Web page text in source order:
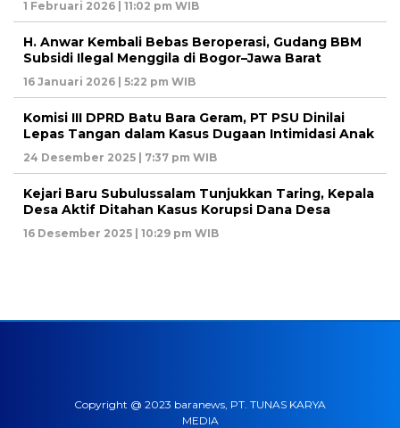
1 Februari 2026 | 11:02 pm WIB
H. Anwar Kembali Bebas Beroperasi, Gudang BBM
Subsidi Ilegal Menggila di Bogor–Jawa Barat
16 Januari 2026 | 5:22 pm WIB
Komisi III DPRD Batu Bara Geram, PT PSU Dinilai
Lepas Tangan dalam Kasus Dugaan Intimidasi Anak
24 Desember 2025 | 7:37 pm WIB
Kejari Baru Subulussalam Tunjukkan Taring, Kepala
Desa Aktif Ditahan Kasus Korupsi Dana Desa
16 Desember 2025 | 10:29 pm WIB
Copyright @ 2023 baranews, PT. TUNAS KARYA
MEDIA